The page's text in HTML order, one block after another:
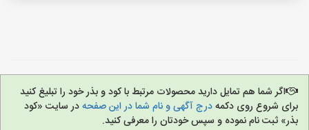
اگر شما هم تمایل دارید محصولات مرتبط با کود و بذر خود را تبلیغ کنید
برای شروع روی دکمهدرج آگهی و نام شما در این صفحهدر سایت «کود
بذر» ثبت نام نموده و سپس خودتان را معرفی کنید.